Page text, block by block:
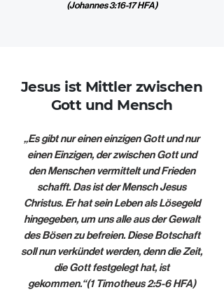
(Johannes‬ ‭3:16-17‬ ‭HFA‬‬)
Jesus ist Mittler zwischen
Gott und Mensch
„Es gibt nur einen einzigen Gott und nur
einen Einzigen, der zwischen Gott und
den Menschen vermittelt und Frieden
schafft. Das ist der Mensch Jesus
Christus. Er hat sein Leben als Lösegeld
hingegeben, um uns alle aus der Gewalt
des Bösen zu befreien. Diese Botschaft
soll nun verkündet werden, denn die Zeit,
die Gott festgelegt hat, ist
gekommen.“‭‭(1 Timotheus‬ ‭2:5-6‬ ‭HFA‬‬)